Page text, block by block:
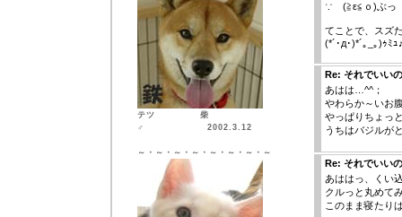
テツ 柴
♂ 2002.3.12
～・～・～・～・～・～・～・～
∵ゞ(≧ε≦ｏ)ぶっ
てことで、スズ
(*´･д･)*´｡_｡)ｩﾐｭ
Re: それでいい
あはは…^^；
やわらか～いお
やっぱりちょっ
うちはバジルが
Re: それでいい
あははっ、くい
クルっと丸めて
このまま寝たり